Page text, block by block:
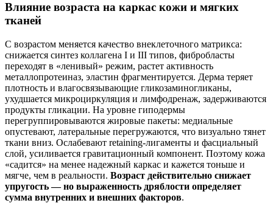
Влияние возраста на каркас кожи и мягких
тканей
С возрастом меняется качество внеклеточного матрикса:
снижается синтез коллагена I и III типов, фибробласты
переходят в «ленивый» режим, растет активность
металлопротеиназ, эластин фрагментируется. Дерма теряет
плотность и влагосвязывающие гликозаминогликаны,
ухудшается микроциркуляция и лимфодренаж, задерживаются
продукты гликации. На уровне гиподермы
перегруппировываются жировые пакеты: медиальные
опустевают, латеральные перегружаются, что визуально тянет
ткани вниз. Ослабевают retaining-лигаменты и фасциальный
слой, усиливается гравитационный компонент. Поэтому кожа
«садится» на менее надежный каркас и кажется тоньше и
мягче, чем в реальности. Возраст действительно снижает
упругость — но выраженность дряблости определяет
сумма внутренних и внешних факторов.